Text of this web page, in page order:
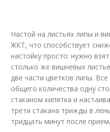
Настой на листьях липы и
ЖКТ, что способствует
настойку просто: нужно
столько же вишневых
две части цветков липы.
общего количества одну
стаканом кипятка и
трети стакана трижды в
тридцать минут после